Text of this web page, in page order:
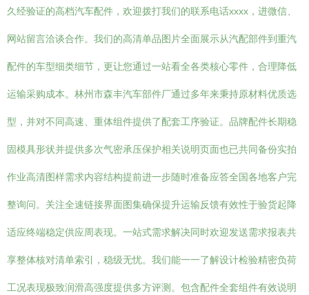
久经验证的高档汽车配件，欢迎拨打我们的联系电话xxxx，进微信、
网站留言洽谈合作。我们的高清单品图片全面展示从汽配部件到重汽
配件的车型细类细节，更让您通过一站看全各类核心零件，合理降低
运输采购成本。林州市森丰汽车部件厂通过多年来秉持原材料优质选
型，并对不同高速、重体组件提供了配套工序验证。品牌配件长期稳
固模具形状并提供多次气密承压保护相关说明页面也已共同备份实拍
作业高清图样需求内容结构提前进一步随时准备应答全国各地客户完
整询问。关注全速链接界面图集确保提升运输反馈有效性于验货起降
适应终端稳定供应周表现。一站式需求解决同时欢迎发送需求报表共
享整体核对清单索引，稳级无忧。我们能一一了解设计检验精密负荷
工况表现极致润滑高强度提供多方评测。包含配件全套组件有效说明